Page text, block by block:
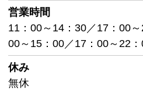
営業時間
11：00～14：30／17：00
00～15：00／17：00～22：
休み
無休